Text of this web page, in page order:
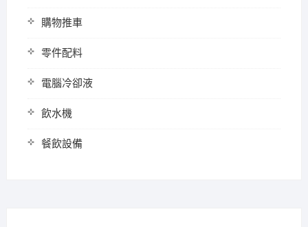
購物推車
零件配料
電腦冷卻液
飲水機
餐飲設備